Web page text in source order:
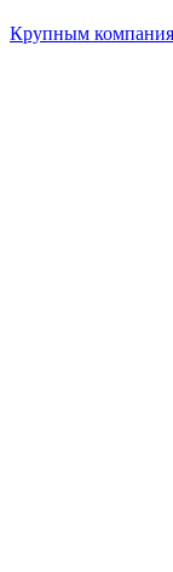
Крупным